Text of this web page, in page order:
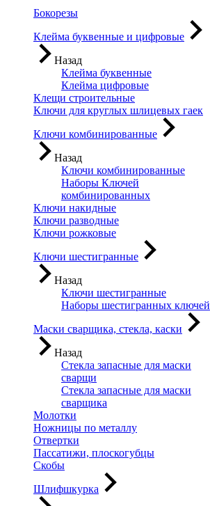
Бокорезы
Клейма буквенные и цифровые
Назад
Клейма буквенные
Клейма цифровые
Клещи строительные
Ключи для круглых шлицевых гаек
Ключи комбинированные
Назад
Ключи комбинированные
Наборы Ключей
комбинированных
Ключи накидные
Ключи разводные
Ключи рожковые
Ключи шестигранные
Назад
Ключи шестигранные
Наборы шестигранных ключей
Маски сварщика, стекла, каски
Назад
Стекла запасные для маски
сварщи
Стекла запасные для маски
сварщика
Молотки
Ножницы по металлу
Отвертки
Пассатижи, плоскогубцы
Скобы
Шлифшкурка